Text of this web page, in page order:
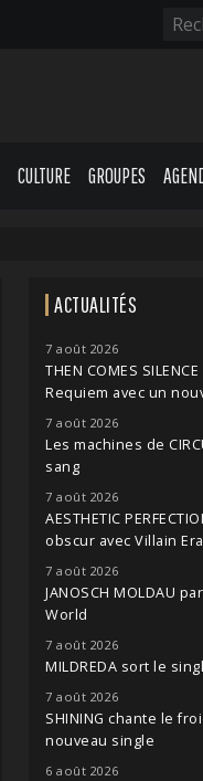
CULTURE GROUPES
ACTUALITÉS
7 août 2026
THEN COMES
Requiem avec un
7 août 2026
Les machines de
sang
7 août 2026
AESTHETIC
obscur avec Villain Era
7 août 2026
JANOSCH MOLDAU
World
7 août 2026
MILDREDA sort le
7 août 2026
SHINING chante le
nouveau single
6 août 2026